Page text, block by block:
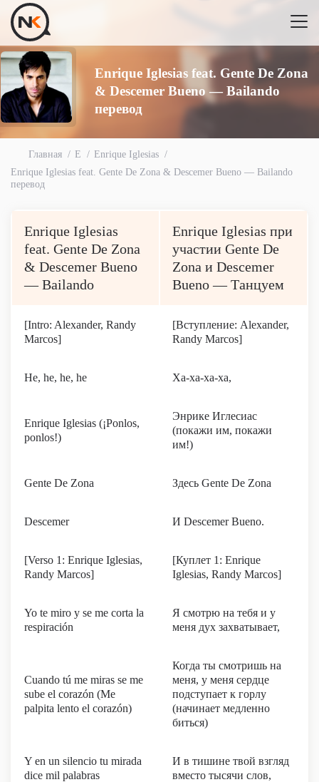
Enrique Iglesias feat. Gente De Zona
& Descemer Bueno — Bailando
перевод
Главная E
Enrique Iglesias
Enrique Iglesias feat. Gente De Zona & Descemer Bueno — Bailando
перевод
Enrique Iglesias
feat. Gente De Zona
& Descemer Bueno
— Bailando
Enrique Iglesias при
участии Gente De
Zona и Descemer
Bueno — Танцуем
[Intro: Alexander, Randy
Marcos]
[Вступление: Alexander,
Randy Marcos]
He, he, he, he Ха-ха-ха-ха,
Enrique Iglesias (¡Ponlos,
ponlos!)
Энрике Иглесиас
(покажи им, покажи
им!)
Gente De Zona Здесь Gente De Zona
Descemer И Descemer Bueno.
[Verso 1: Enrique Iglesias,
Randy Marcos]
[Куплет 1: Enrique
Iglesias, Randy Marcos]
Yo te miro y se me corta la
respiración
Я смотрю на тебя и у
меня дух захватывает,
Cuando tú me miras se me
sube el corazón (Me
palpita lento el corazón)
Когда ты смотришь на
меня, у меня сердце
подступает к горлу
(начинает медленно
биться)
Y en un silencio tu mirada
dice mil palabras
И в тишине твой взгляд
вместо тысячи слов,